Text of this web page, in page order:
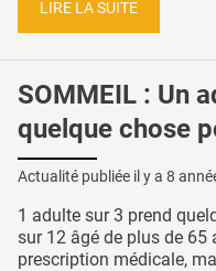
LIRE LA SUITE
SOMMEIL : Un
quelque chose
Actualité publiée il y a 8
1 adulte sur 3 prend
sur 12 âgé de plus de 65
prescription médicale,